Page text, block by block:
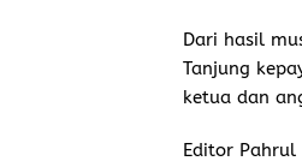
Dari hasil
Tanjung
ketua dan
Editor Pahrul